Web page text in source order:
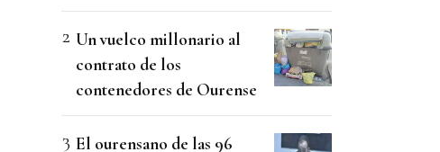
Un vuelco millonario al
contrato de los
contenedores de Ourense
El ourensano de las 96